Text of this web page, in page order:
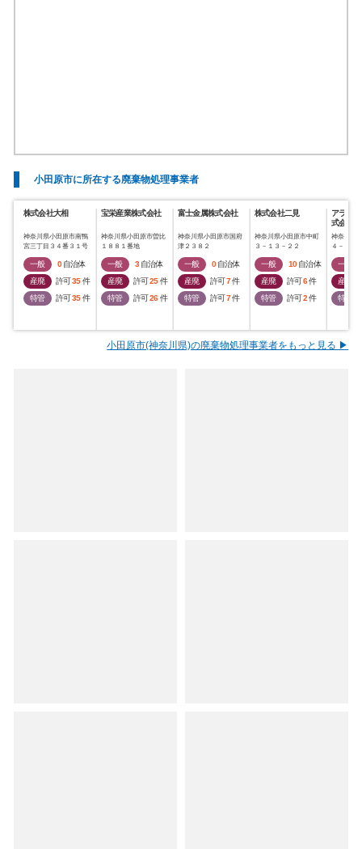
小田原市に所在する廃棄物処理事業者
株式会社大相
神奈川県小田原市南鴨
宮三丁目３４番３１号
一般 0 自治体
産廃
許可35 件
特管
許可35 件
宝栄産業株式会社
神奈川県小田原市曽比
１８８１番地
一般 3 自治体
産廃
許可25 件
特管
許可26 件
富士金属株式会社
神奈川県小田原市国府
津２３８２
一般 0 自治体
産廃
許可7件
特管
許可7件
株式会社二見
神奈川県小田原市中町
３－１３－２２
一般 10 自治体
産廃
許可6件
特管
許可2 件
アライ
式会社
神奈川県
４－２８
一般
産廃
特管
小田原市(神奈川県)の廃棄物処理事業者をもっと見る ▶